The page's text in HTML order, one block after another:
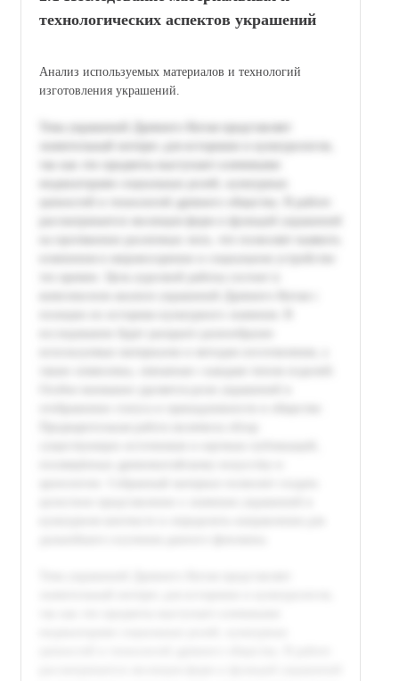
технологических аспектов украшений
Анализ используемых материалов и технологий
изготовления украшений.